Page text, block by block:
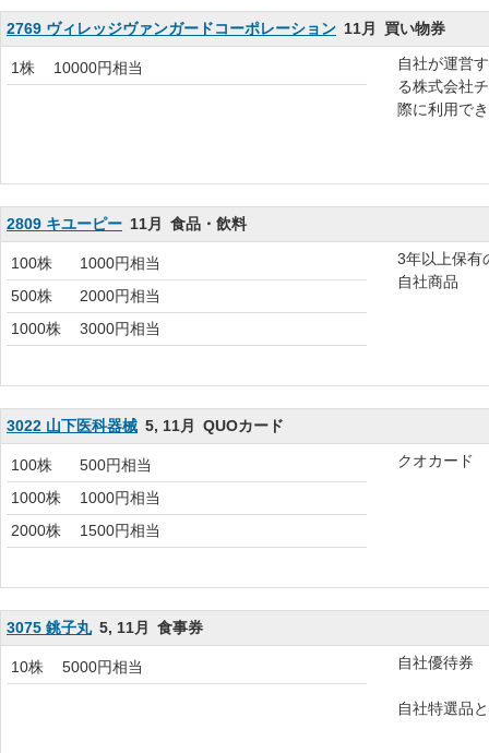
2769 ヴィレッジヴァンガードコーポレーション 11月 買い物券
1株 10000円相当
自社が運営
る株式会社
際に利用で
2809 キユーピー 11月 食品・飲料
100株
1000円相当
500株
2000円相当
1000株
3000円相当
3年以上保有
自社商品
3022 山下医科器械 5, 11月 QUOカード
100株
500円相当
1000株
1000円相当
2000株
1500円相当
クオカード
3075 銚子丸 5, 11月 食事券
10株 5000円相当 自社優待券
自社特選品